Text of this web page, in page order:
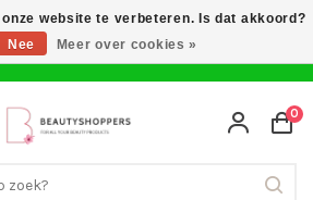
0
website te verbeteren. Is dat akkoord?
Nee Meer over cookies »